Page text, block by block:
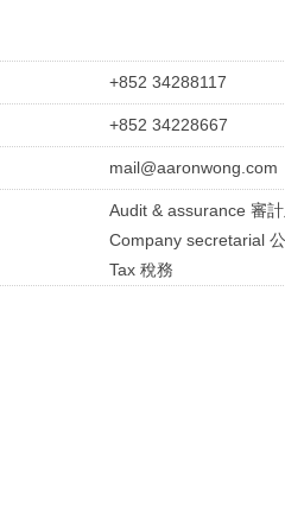
+852 34288117
+852 34228667
mail@aaronwong.com
Audit & assurance 審
Company secretarial
Tax 稅務